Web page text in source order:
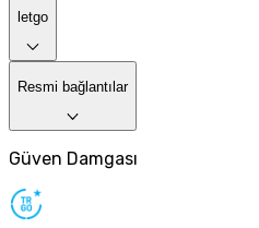
letgo
Resmi bağlantılar
Güven Damgası